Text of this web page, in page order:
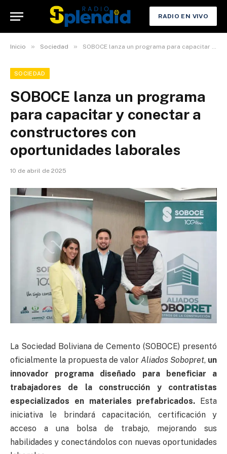
RADIO EN VIVO
Inicio » Sociedad » SOBOCE lanza un programa para capacitar y conectar a constructores con oportunidades laborales
SOCIEDAD
SOBOCE lanza un programa
para capacitar y conectar a
constructores con
oportunidades laborales
10 de abril de 2025
La Sociedad Boliviana de Cemento (SOBOCE) presentó
oficialmente la propuesta de valor Aliados Sobopret, un
innovador programa diseñado para beneficiar a
trabajadores de la construcción y contratistas
especializados en materiales prefabricados. Esta
iniciativa le brindará capacitación, certificación y
acceso a una bolsa de trabajo, mejorando sus
habilidades y conectándolos con nuevas oportunidades